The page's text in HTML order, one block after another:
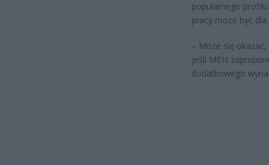
popularnego
pracy może być
– Może się
jeśli MEN
dodatkowego